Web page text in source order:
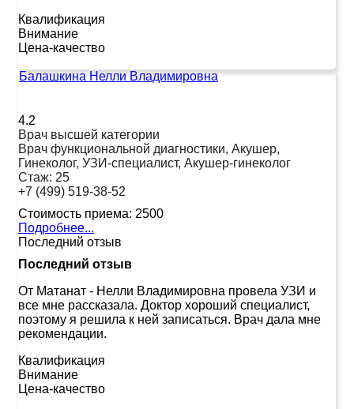
Квалификация
Внимание
Цена-качество
Балашкина Нелли Владимировна
4.2
Врач высшей категории
Врач функциональной диагностики, Акушер,
Гинеколог, УЗИ-специалист, Акушер-гинеколог
Стаж: 25
+7 (499) 519-38-52
Стоимость приема: 2500
Подробнее...
Последний отзыв
Последний отзыв
От Матанат - Нелли Владимировна провела УЗИ и
все мне рассказала. Доктор хороший специалист,
поэтому я решила к ней записаться. Врач дала мне
рекомендации.
Квалификация
Внимание
Цена-качество